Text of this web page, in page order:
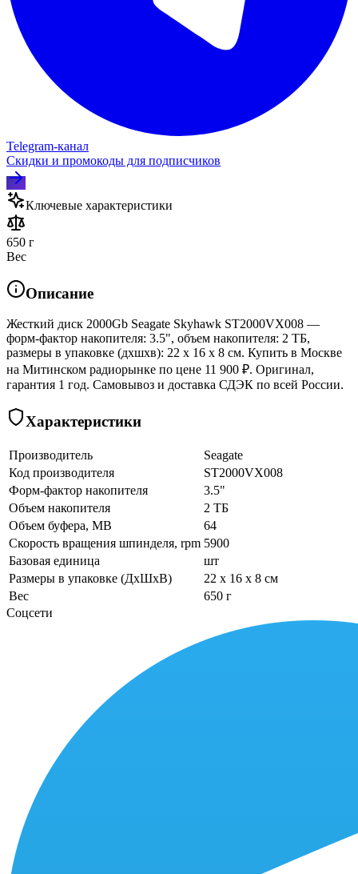
Telegram‑канал
Скидки и промокоды для подписчиков
Ключевые характеристики
650 г
Вес
Описание
Жесткий диск 2000Gb Seagate Skyhawk ST2000VX008 —
форм-фактор накопителя: 3.5", объем накопителя: 2 ТБ,
размеры в упаковке (дхшхв): 22 x 16 x 8 см. Купить в Москве
на Митинском радиорынке по цене 11 900 ₽. Оригинал,
гарантия 1 год. Самовывоз и доставка СДЭК по всей России.
Характеристики
Производитель
Seagate
Код производителя
ST2000VX008
Форм-фактор накопителя
3.5"
Объем накопителя
2 ТБ
Объем буфера, MB
64
Скорость вращения шпинделя, rpm 5900
Базовая единица
шт
Размеры в упаковке (ДхШхВ)
22 x 16 x 8 см
Вес
650 г
Соцсети